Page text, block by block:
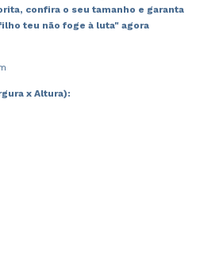
confira o seu tamanho e garanta
teu não foge à luta" agora
x Altura):